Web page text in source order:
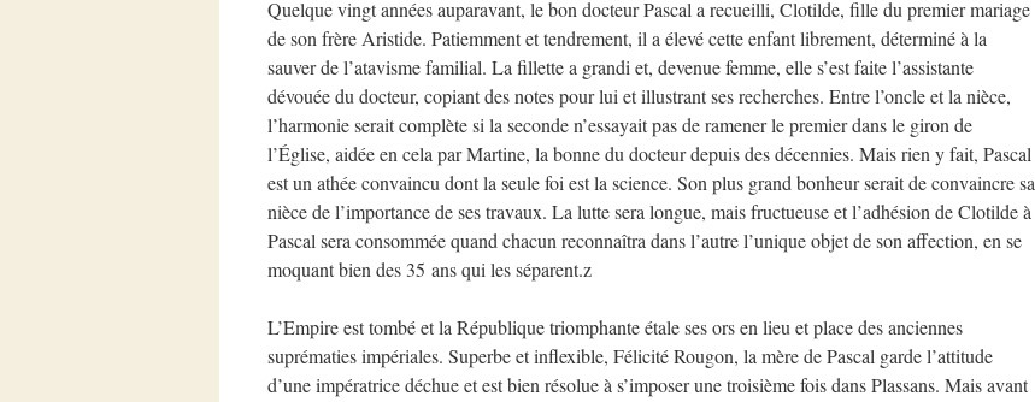
Quelque vingt années auparavant, le bon docteur Pascal a recueilli, Clotilde, fille du premier mariage
de son frère Aristide. Patiemment et tendrement, il a élevé cette enfant librement, déterminé à la
sauver de l’atavisme familial. La fillette a grandi et, devenue femme, elle s’est faite l’assistante
dévouée du docteur, copiant des notes pour lui et illustrant ses recherches. Entre l’oncle et la nièce,
l’harmonie serait complète si la seconde n’essayait pas de ramener le premier dans le giron de
l’Église, aidée en cela par Martine, la bonne du docteur depuis des décennies. Mais rien y fait, Pascal
est un athée convaincu dont la seule foi est la science. Son plus grand bonheur serait de convaincre sa
nièce de l’importance de ses travaux. La lutte sera longue, mais fructueuse et l’adhésion de Clotilde à
Pascal sera consommée quand chacun reconnaîtra dans l’autre l’unique objet de son affection, en se
moquant bien des 35 ans qui les séparent.z
L’Empire est tombé et la République triomphante étale ses ors en lieu et place des anciennes
suprématies impériales. Superbe et inflexible, Félicité Rougon, la mère de Pascal garde l’attitude
d’une impératrice déchue et est bien résolue à s’imposer une troisième fois dans Plassans. Mais avant